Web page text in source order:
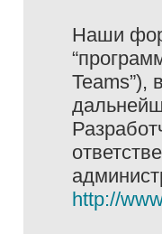
Наши
Teams”),
http://